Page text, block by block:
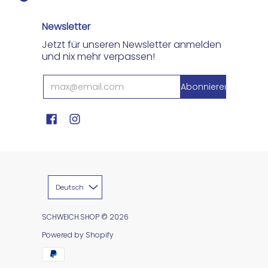
Newsletter
Jetzt für unseren Newsletter anmelden
und nix mehr verpassen!
Deutsch
SCHWEICH.SHOP © 2026
Powered by Shopify